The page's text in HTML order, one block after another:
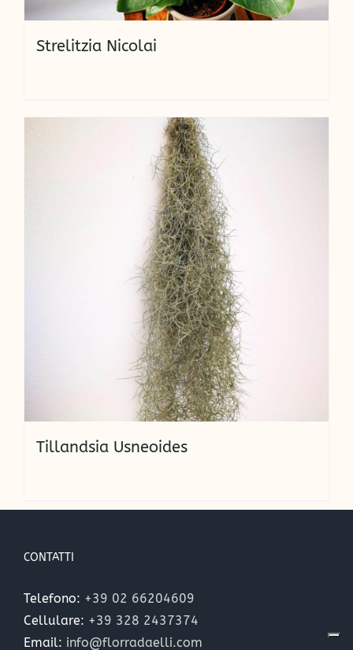
Strelitzia Nicolai
Tillandsia Usneoides
CONTATTI
Telefono: +39 02 66204609
Cellulare: +39 328 2437374
Email: info@florradaelli.com